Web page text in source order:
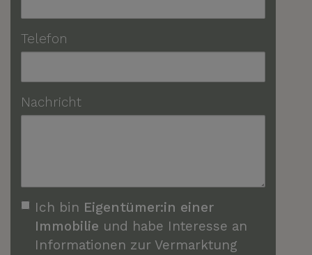
Telefon
Nachricht
Ich bin Eigentümer:in einer
Immobilie und habe Interesse an
Informationen zur Vermarktung